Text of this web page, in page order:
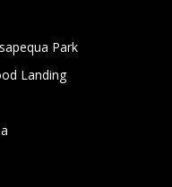
Park
Landing